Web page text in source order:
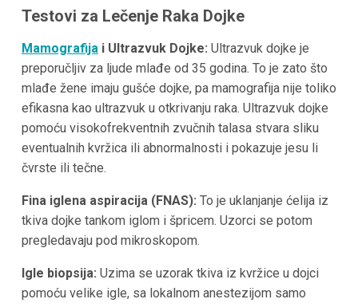
Testovi za Lečenje Raka Dojke
Mamografijai Ultrazvuk Dojke: Ultrazvuk dojke je
preporučljiv za ljude mlađe od 35 godina. To je zato što
mlađe žene imaju gušće dojke, pa mamografija nije toliko
efikasna kao ultrazvuk u otkrivanju raka. Ultrazvuk dojke
pomoću visokofrekventnih zvučnih talasa stvara sliku
eventualnih kvržica ili abnormalnosti i pokazuje jesu li
čvrste ili tečne.
Fina iglena aspiracija (FNAS): To je uklanjanje ćelija iz
tkiva dojke tankom iglom i špricem. Uzorci se potom
pregledavaju pod mikroskopom.
Igle biopsija: Uzima se uzorak tkiva iz kvržice u dojci
pomoću velike igle, sa lokalnom anestezijom samo